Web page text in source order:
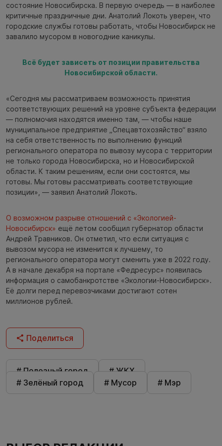
состояние Новосибирска. В первую очередь — в наиболее
критичные праздничные дни. Анатолий Локоть уверен, что
городские службы готовы работать, чтобы Новосибирск не
завалило мусором в новогодние каникулы.
Всё будет зависеть от позиции правительства
Новосибирской области.
«Сегодня мы рассматриваем возможность принятия
соответствующих решений на уровне субъекта федерации
— полномочия находятся именно там, — чтобы наше
муниципальное предприятие „Спецавтохозяйство“ взяло
на себя ответственность по выполнению функций
регионального оператора по вывозу мусора с территории
не только города Новосибирска, но и Новосибирской
области. К таким решениям, если они состоятся, мы
готовы. Мы готовы рассматривать соответствующие
позиции», — заявил Анатолий Локоть.
О возможном разрыве отношений с «Экологией-
Новосибирск» ещё летом сообщил губернатор области
Андрей Травников. Он отметил, что если ситуация с
вывозом мусора не изменится к лучшему, то
регионального оператора могут сменить уже в 2022 году.
А в начале декабря на портале «Федресурс» появилась
информация о самобанкротстве «Экологии-Новосибирск».
Её долги перед перевозчиками достигают сотен
миллионов рублей.
Поделиться
# Полезный город
# ЖКХ
# Зелёный город
# Мусор # Мэр